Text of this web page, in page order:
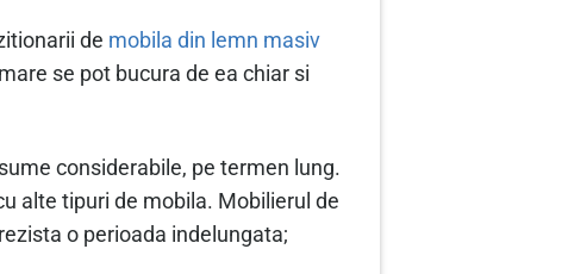
de mobila din lemn masiv
se pot bucura de ea chiar si
considerabile, pe termen lung.
alte tipuri de mobila. Mobilierul de
o perioada indelungata;